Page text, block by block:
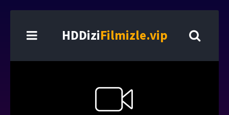
HDDiziFilmizle.vip